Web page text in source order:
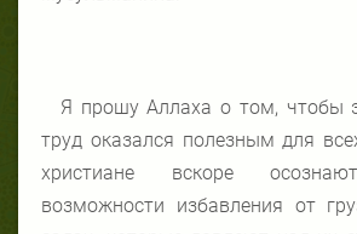
Я прошу Аллаха о том, чтобы
труд оказался полезным для
христиане вскоре
возможности избавления от